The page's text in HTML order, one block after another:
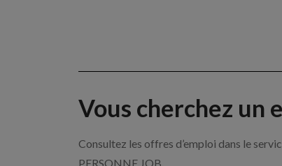
Vous cherchez un
Consultez les offres d’emploi dans le
PERSONNE JOB.